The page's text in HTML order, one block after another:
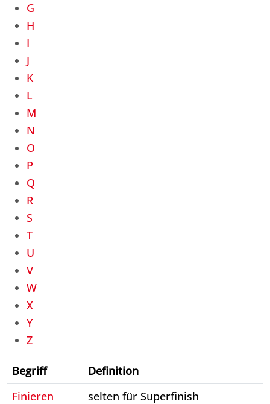
G
H
I
J
K
L
M
N
O
P
Q
R
S
T
U
V
W
X
Y
Z
Begriff
Definition
Finieren
selten für Superfinish